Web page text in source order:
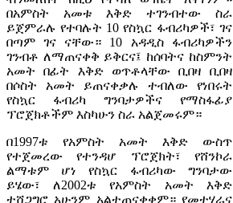
በአምስት አመቱ እቅድ ተገንብተው ስራ
ይጀምራሉ የተባሉት 10 የስኳር ፋብሪካዎች፣ ገና
በጣም ገና ናቸው። 10 አዳዲስ ፋብሪካዎችን
ገንብቶ ለማጠናቀቅ ይቅርና፤ ከሰባትና ከስምንት
አመት በፊት እቅድ ወጥቶላቸው ቢበዛ ቢበዛ
በሶስት አመት ይጠናቀቃሉ ተብለው የነበሩት
የስኳር ፋብሪካ ግንባታዎችና የማስፋፊያ
ፕሮጀክቶችም እስካሁን ስራ አልጀመሩም።
በ1997ቱ የአምስት አመት እቅድ ውስጥ
የተጀመረው የተንዳሆ ፕሮጀክት፣ የሸንኮራ
ልማቱም ሆነ የስኳር ፋብሪካው ግንባታው
ይሄው፣ ለ2002ቱ የአምስት አመት እቅድ
ተሸጋግሮ አሁንም አልተጠናቀቀም። የመተሃራና